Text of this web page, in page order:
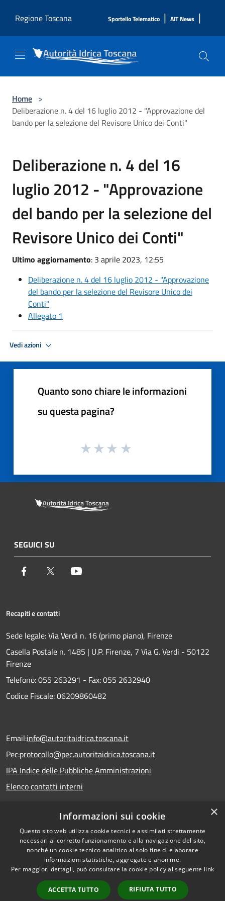
Regione Toscana
Sportello Telematico | AIT News |
Home >
Deliberazione n. 4 del 16 luglio 2012 - "Approvazione del
bando per la selezione del Revisore Unico dei Conti"
Deliberazione n. 4 del 16
luglio 2012 - "Approvazione
del bando per la selezione del
Revisore Unico dei Conti"
Ultimo aggiornamento: 3 aprile 2023, 12:55
Deliberazione n. 4 del 16 luglio 2012 - "Approvazione
del bando per la selezione del Revisore Unico dei
Conti"
Allegato 1
Vedi azioni
Quanto sono chiare le informazioni
su questa pagina?
SEGUICI SU
Facebook Twitter
Recapiti e contatti
Sede legale: Via Verdi n. 16 (primo piano), Firenze
Casella Postale n. 1485 | U.P. Firenze, 7 Via G. Verdi - 50122
Firenze
Telefono:055 263291 - Fax:055 2632940
Codice Fiscale: 06209860482
Email:info@autoritaidrica.toscana.it
Pec:protocollo@pec.autoritaidrica.toscana.it
IPA Indice delle Pubbliche Amministrazioni
Elenco contatti interni
Dichiarazione accessibilità
Accessibilità
Copyright © 2026 • Autorità
Idrica Toscana • Powered by
Municipium•
Accesso
×
Informazioni sui cookie
Questo sito web utilizza cookie tecnici e assimilati strettamente
necessari al corretto funzionamento e alla navigazione del sito,
nonché un cookie tecnico analitico al solo fine di elaborare
informazioni statistiche, aggregate e anonime.
Per maggiori dettagli, può consultare la cookie policy al seguente link
ACCETTA TUTTO RIFIUTA TUTTO